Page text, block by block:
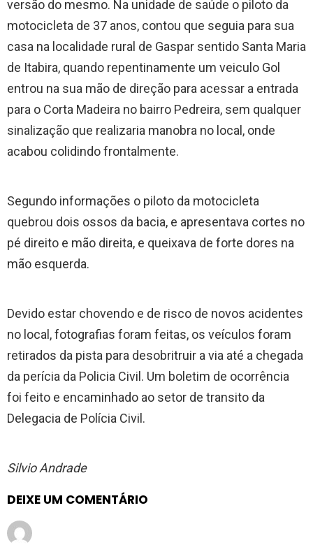
versão do mesmo. Na unidade de saúde o piloto da
motocicleta de 37 anos, contou que seguia para sua
casa na localidade rural de Gaspar sentido Santa Maria
de Itabira, quando repentinamente um veiculo Gol
entrou na sua mão de direção para acessar a entrada
para o Corta Madeira no bairro Pedreira, sem qualquer
sinalização que realizaria manobra no local, onde
acabou colidindo frontalmente.
Segundo informações o piloto da motocicleta
quebrou dois ossos da bacia, e apresentava cortes no
pé direito e mão direita, e queixava de forte dores na
mão esquerda.
Devido estar chovendo e de risco de novos acidentes
no local, fotografias foram feitas, os veículos foram
retirados da pista para desobritruir a via até a chegada
da perícia da Policia Civil. Um boletim de ocorrência
foi feito e encaminhado ao setor de transito da
Delegacia de Polícia Civil.
Silvio Andrade
DEIXE UM COMENTÁRIO